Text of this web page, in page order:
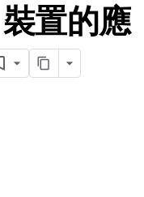
置的應